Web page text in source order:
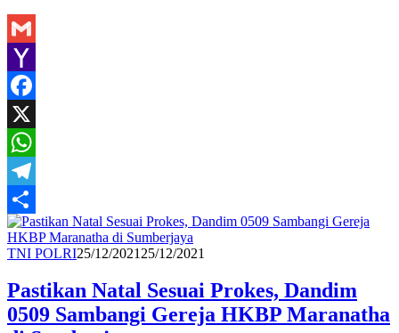
Gmail
Yahoo
Mail
Facebook
X
WhatsApp
Telegram
Share
TNI POLRIRedaksi
25/12/2021 25/12/2021
Pastikan Natal Sesuai Prokes, Dandim
0509 Sambangi Gereja HKBP Maranatha